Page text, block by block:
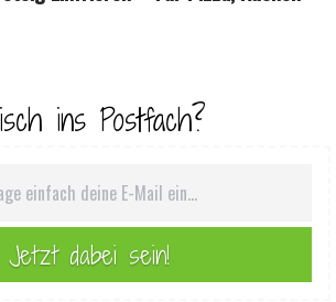
ins Postfach?